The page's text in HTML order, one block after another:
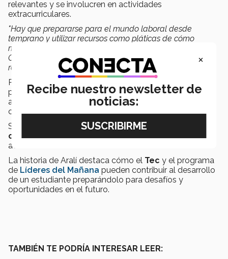
relevantes y se involucren en actividades
extracurriculares.
"Hay que prepararse para el mundo laboral desde
temprano y utilizar recursos como pláticas de cómo
mejorar tu perfil de LinkedIn y acercarse con Sol del
Centro de Vinculación y Desarrollo Profesional para
revisión de currículums", aconsejó.
Para sus compañeros de
recomendó practicar
problemas de algoritmos y estructuras de datos y
aplicar a
internshipsdesde una etapa temprana en la
carrera.
Sugirió
destacar proyectos personales en el
currículumyaprender habilidades de liderazgo,
además de lo académico.
La historia de Aralí destaca cómo el Tec y el programa
de Líderes del Mañana pueden contribuir al desarrollo
de un estudiante preparándolo para desafíos y
oportunidades en el futuro.
TAMBIÉN TE PODRÍA INTERESAR LEER:
×
Recibe nuestro newsletter de
noticias: